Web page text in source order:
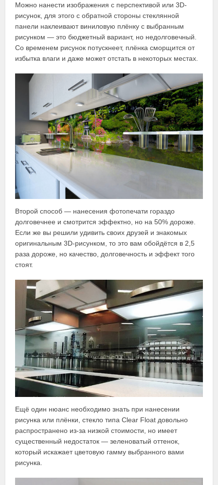
Можно нанести изображения с перспективой или 3D-
рисунок, для этого с обратной стороны стеклянной
панели наклеивают виниловую плёнку с выбранным
рисунком — это бюджетный вариант, но недолговечный.
Со временем рисунок потускнеет, плёнка сморщится от
избытка влаги и даже может отстать в некоторых местах.
Второй способ — нанесения фотопечати гораздо
долговечнее и смотрится эффектно, но на 50% дороже.
Если же вы решили удивить своих друзей и знакомых
оригинальным 3D-рисунком, то это вам обойдётся в 2,5
раза дороже, но качество, долговечность и эффект того
стоят.
Ещё один нюанс необходимо знать при нанесении
рисунка или плёнки, стекло типа Clear Float довольно
распространено из-за низкой стоимости, но имеет
существенный недостаток — зеленоватый оттенок,
который искажает цветовую гамму выбранного вами
рисунка.